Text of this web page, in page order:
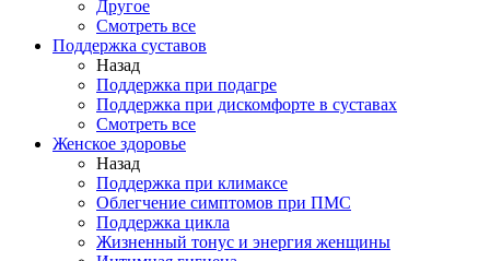
Другое
Смотреть все
Поддержка суставов
Назад
Поддержка при подагре
Поддержка при дискомфорте в суставах
Смотреть все
Женское здоровье
Назад
Поддержка при климаксе
Облегчение симптомов при ПМС
Поддержка цикла
Жизненный тонус и энергия женщины